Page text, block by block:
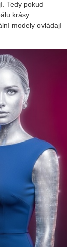
Tedy pokud
krásy
modely ovládají